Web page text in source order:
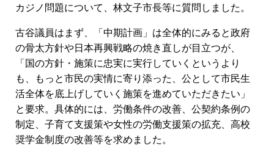
カジノ問題について、林文子市長等に質問しました。
古谷議員はまず、「中期計画」は全体的にみると政府
の骨太方針や日本再興戦略の焼き直しが目立つが、
「国の方針・施策に忠実に実行していくというより
も、もっと市民の実情に寄り添った、公として市民生
活全体を底上げしていく施策を進めていただきたい」
と要求。具体的には、労働条件の改善、公契約条例の
制定、子育て支援策や女性の労働支援策の拡充、高校
奨学金制度の改善等を求めました。